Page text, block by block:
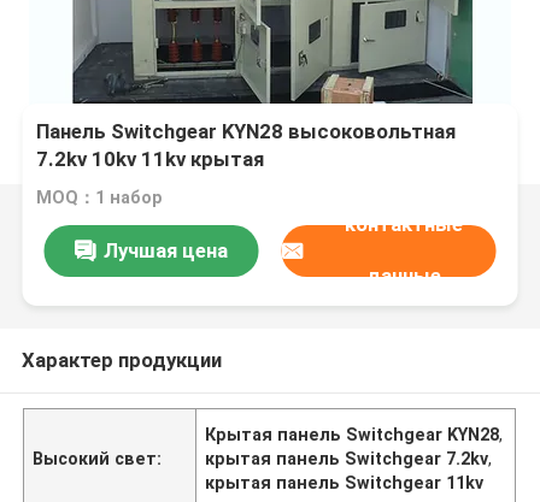
Панель Switchgear KYN28 высоковольтная
7.2kv 10kv 11kv крытая
MOQ：1 набор
Лучшая цена
контактные
данные
Характер продукции
Высокий свет:
Крытая панель Switchgear KYN28,
крытая панель Switchgear 7.2kv,
крытая панель Switchgear 11kv